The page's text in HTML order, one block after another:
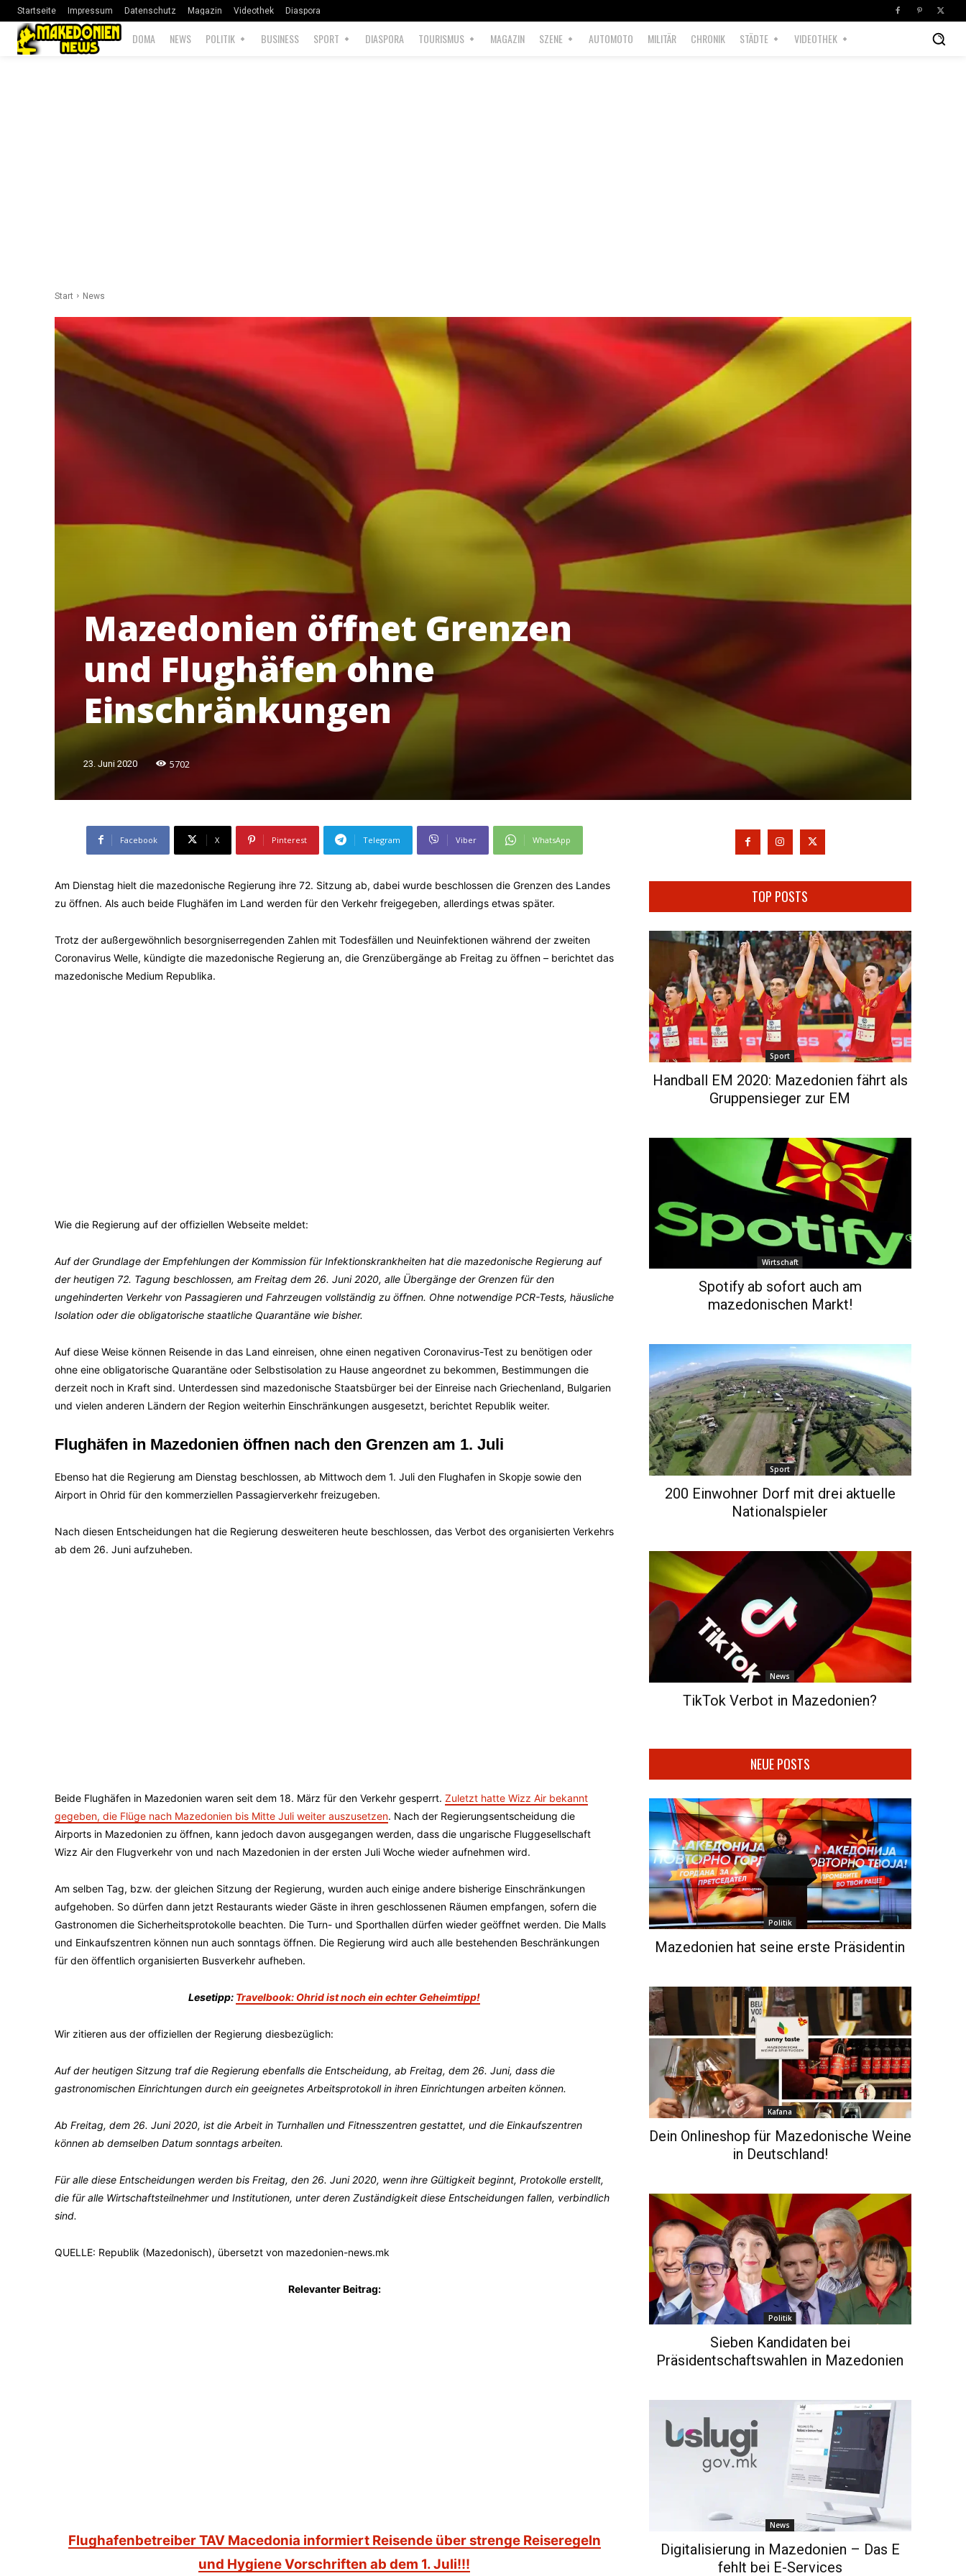
Startseite Impressum Datenschutz Magazin Videothek Diaspora
DOMA NEWS POLITIK BUSINESS SPORT DIASPORA TOURISMUS MAGAZIN SZENE AUTOMOTO MILITÄR CHRONIK STÄDTE VIDEOTHEK
Start News
Mazedonien öffnet Grenzen
und Flughäfen ohne
Einschränkungen
23. Juni 2020 5702
Facebook X Pinterest Telegram Viber WhatsApp
Am Dienstag hielt die mazedonische Regierung ihre 72. Sitzung ab, dabei wurde beschlossen die Grenzen des Landes
zu öffnen. Als auch beide Flughäfen im Land werden für den Verkehr freigegeben, allerdings etwas später.
Trotz der außergewöhnlich besorgniserregenden Zahlen mit Todesfällen und Neuinfektionen während der zweiten
Coronavirus Welle, kündigte die mazedonische Regierung an, die Grenzübergänge ab Freitag zu öffnen – berichtet das
mazedonische Medium Republika.
Wie die Regierung auf der offiziellen Webseite meldet:
Auf der Grundlage der Empfehlungen der Kommission für Infektionskrankheiten hat die mazedonische Regierung auf
der heutigen 72. Tagung beschlossen, am Freitag dem 26. Juni 2020, alle Übergänge der Grenzen für den
ungehinderten Verkehr von Passagieren und Fahrzeugen vollständig zu öffnen. Ohne notwendige PCR-Tests, häusliche
Isolation oder die obligatorische staatliche Quarantäne wie bisher.
Auf diese Weise können Reisende in das Land einreisen, ohne einen negativen Coronavirus-Test zu benötigen oder
ohne eine obligatorische Quarantäne oder Selbstisolation zu Hause angeordnet zu bekommen, Bestimmungen die
derzeit noch in Kraft sind. Unterdessen sind mazedonische Staatsbürger bei der Einreise nach Griechenland, Bulgarien
und vielen anderen Ländern der Region weiterhin Einschränkungen ausgesetzt, berichtet Republik weiter.
Flughäfen in Mazedonien öffnen nach den Grenzen am 1. Juli
Ebenso hat die Regierung am Dienstag beschlossen, ab Mittwoch dem 1. Juli den Flughafen in Skopje sowie den
Airport in Ohrid für den kommerziellen Passagierverkehr freizugeben.
Nach diesen Entscheidungen hat die Regierung desweiteren heute beschlossen, das Verbot des organisierten Verkehrs
ab dem 26. Juni aufzuheben.
Beide Flughäfen in Mazedonien waren seit dem 18. März für den Verkehr gesperrt. Zuletzt hatte Wizz Air bekannt
gegeben, die Flüge nach Mazedonien bis Mitte Juli weiter auszusetzen. Nach der Regierungsentscheidung die
Airports in Mazedonien zu öffnen, kann jedoch davon ausgegangen werden, dass die ungarische Fluggesellschaft
Wizz Air den Flugverkehr von und nach Mazedonien in der ersten Juli Woche wieder aufnehmen wird.
Am selben Tag, bzw. der gleichen Sitzung der Regierung, wurden auch einige andere bisherige Einschränkungen
aufgehoben. So dürfen dann jetzt Restaurants wieder Gäste in ihren geschlossenen Räumen empfangen, sofern die
Gastronomen die Sicherheitsprotokolle beachten. Die Turn- und Sporthallen dürfen wieder geöffnet werden. Die Malls
und Einkaufszentren können nun auch sonntags öffnen. Die Regierung wird auch alle bestehenden Beschränkungen
für den öffentlich organisierten Busverkehr aufheben.
Lesetipp: Travelbook: Ohrid ist noch ein echter Geheimtipp!
Wir zitieren aus der offiziellen der Regierung diesbezüglich:
Auf der heutigen Sitzung traf die Regierung ebenfalls die Entscheidung, ab Freitag, dem 26. Juni, dass die
gastronomischen Einrichtungen durch ein geeignetes Arbeitsprotokoll in ihren Einrichtungen arbeiten können.
Ab Freitag, dem 26. Juni 2020, ist die Arbeit in Turnhallen und Fitnesszentren gestattet, und die Einkaufszentren
können ab demselben Datum sonntags arbeiten.
Für alle diese Entscheidungen werden bis Freitag, den 26. Juni 2020, wenn ihre Gültigkeit beginnt, Protokolle erstellt,
die für alle Wirtschaftsteilnehmer und Institutionen, unter deren Zuständigkeit diese Entscheidungen fallen, verbindlich
sind.
QUELLE: Republik (Mazedonisch), übersetzt von mazedonien-news.mk
Relevanter Beitrag:
Flughafenbetreiber TAV Macedonia informiert Reisende über strenge Reiseregeln
und Hygiene Vorschriften ab dem 1. Juli!!!
TOP POSTS
Sport
Handball EM 2020: Mazedonien fährt als
Gruppensieger zur EM
Wirtschaft
Spotify ab sofort auch am
mazedonischen Markt!
Sport
200 Einwohner Dorf mit drei aktuelle
Nationalspieler
News
TikTok Verbot in Mazedonien?
NEUE POSTS
Politik
Mazedonien hat seine erste Präsidentin
Kafana
Dein Onlineshop für Mazedonische Weine
in Deutschland!
Politik
Sieben Kandidaten bei
Präsidentschaftswahlen in Mazedonien
News
Digitalisierung in Mazedonien – Das E
fehlt bei E-Services